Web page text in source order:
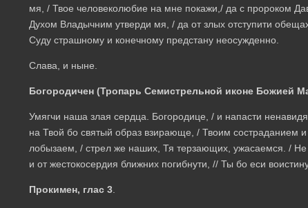
мя, / Твое человеколюбие на мне покажи,/ да с пророком
Духом Владычним утверди мя, / да от злых отступити
Суду страшному и конечному предстану неосужденно.
Слава, и ныне.
Богородичен (Тропарь Семистрельной иконе Божией
Умягчи наша злая сердца. Богородице, / и напасти
на Твой бо святый образ взирающе, / Твоим состраданием
лобызаем, / стрел же наших, Тя терзающих, ужасаемся. /
и от жестокосердия ближних погибнути, // Ты бо еси
Прокимен, глас 3